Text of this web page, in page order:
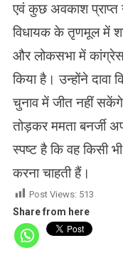
एवं कुछ अवकाश प्राप्त
विधायक के तृणमूल में
और लोकसभा में कांग्रेस
किया है। उन्होंने दावा
चुनाव में जीत नहीं
तोड़कर ममता बनर्जी
स्पष्ट है कि वह किसी
करना चाहती हैं।
Post Views: 513
Share from here